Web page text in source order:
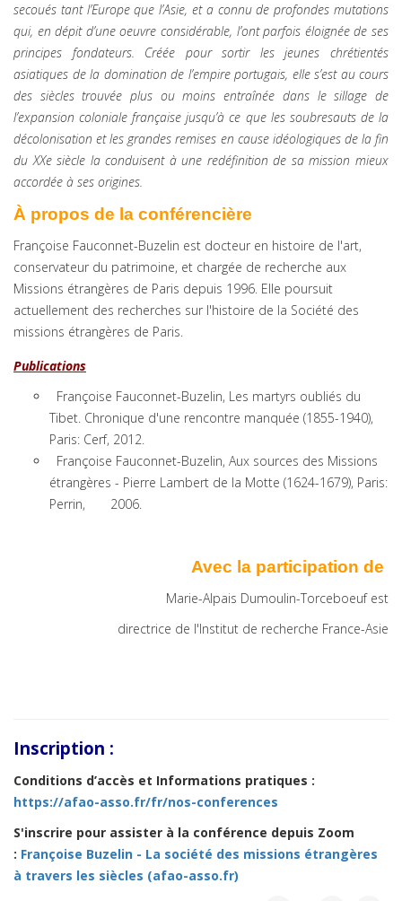
secoués tant l’Europe que l’Asie, et a connu de profondes mutations
qui, en dépit d’une oeuvre considérable, l’ont parfois éloignée de ses
principes fondateurs. Créée pour sortir les jeunes chrétientés
asiatiques de la domination de l’empire portugais, elle s’est au cours
des siècles trouvée plus ou moins entraînée dans le sillage de
l’expansion coloniale française jusqu’à ce que les soubresauts de la
décolonisation et les grandes remises en cause idéologiques de la fin
du XXe siècle la conduisent à une redéfinition de sa mission mieux
accordée à ses origines.
À propos de la conférencière
Françoise Fauconnet-Buzelin est docteur en histoire de l'art,
conservateur du patrimoine, et chargée de recherche aux
Missions étrangères de Paris depuis 1996. Elle poursuit
actuellement des recherches sur l'histoire de la Société des
missions étrangères de Paris.
Publications
Françoise Fauconnet-Buzelin, Les martyrs oubliés du
Tibet. Chronique d'une rencontre manquée (1855-1940),
Paris: Cerf, 2012.
Françoise Fauconnet-Buzelin, Aux sources des Missions
étrangères - Pierre Lambert de la Motte (1624-1679), Paris:
Perrin, 2006.
Avec la participation de
Marie-Alpais Dumoulin-Torceboeuf est
directrice de l'Institut de recherche France-Asie
Inscription :
Conditions d’accès et Informations pratiques :
https://afao-asso.fr/fr/nos-conferences
S'inscrire pour assister à la conférence depuis Zoom
: Françoise Buzelin - La société des missions étrangères
à travers les siècles (afao-asso.fr)